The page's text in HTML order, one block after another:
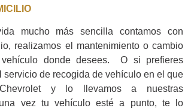
mucho más sencilla contamos con
realizamos el mantenimiento o cambio
donde desees. O si prefieres
servicio de recogida de vehículo en el que
y lo llevamos a nuestras
vez tu vehículo esté a punto, te lo